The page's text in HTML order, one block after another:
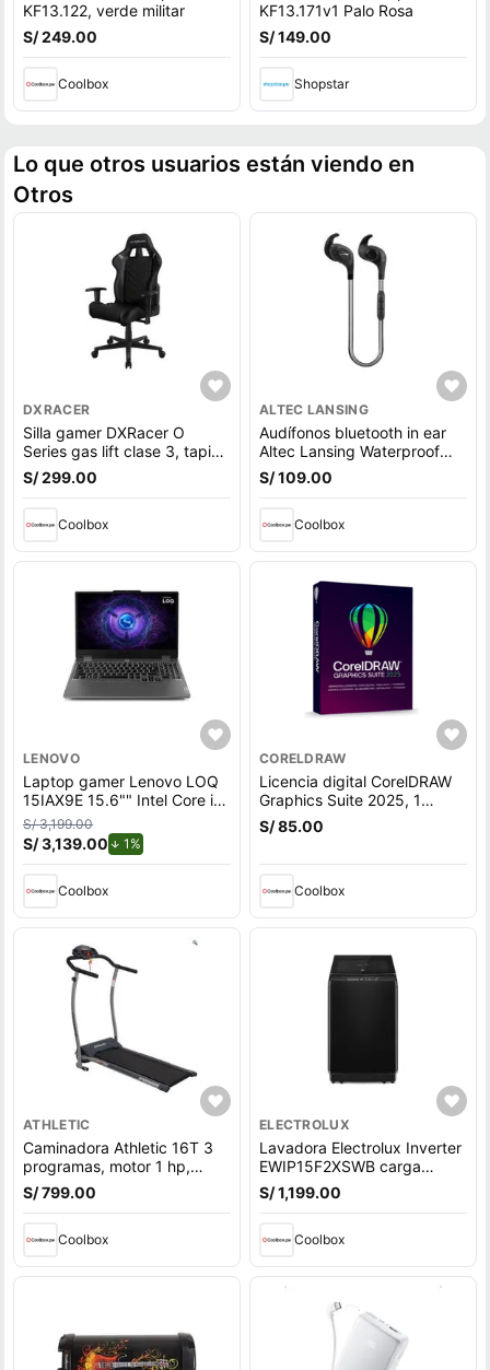
KF13.122, verde militar
S/ 249.00
Coolbox
KF13.171v1 Palo Rosa
S/ 149.00
Shopstar
Lo que otros usuarios están viendo en
Otros
DXRACER
Silla gamer DXRacer O
Series gas lift clase 3, tapiz
cuero pu, máx. 100 kg,
inclinación 90 - 135°, negro
S/ 299.00
Coolbox
ALTEC LANSING
Audífonos bluetooth in ear
Altec Lansing Waterproof
deportivo IPX6, micrófono
incorporado, máx. 6 horas,
S/ 109.00
Coolbox
LENOVO
Laptop gamer Lenovo LOQ
15IAX9E 15.6"" Intel Core i5,
512GB SSD, 8GB RAM,
Windows 11 Home, gris
S/ 3,199.00
S/ 3,139.00 1%
Coolbox
CORELDRAW
Licencia digital CorelDRAW
Graphics Suite 2025, 1
dispositivo, compatible con
macOS, duración 1 año
S/ 85.00
Coolbox
ATHLETIC
Caminadora Athletic 16T 3
programas, motor 1 hp,
velocidad máx. 10 km, máx.
100 kg
S/ 799.00
Coolbox
ELECTROLUX
Lavadora Electrolux Inverter
EWIP15F2XSWB carga
superior, capacidad 15 kg,
negro
S/ 1,199.00
Coolbox